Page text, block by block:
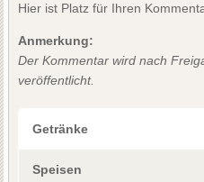
Hier ist Platz für Ihren
Anmerkung:
Der Kommentar wird nach
veröffentlicht.
Getränke
Speisen